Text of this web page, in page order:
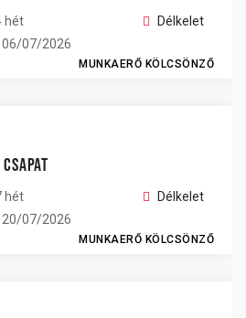
hét
06/07/2026
Délkelet
MUNKAERŐ KÖLCSÖNZŐ
hét
20/07/2026
Délkelet
MUNKAERŐ KÖLCSÖNZŐ